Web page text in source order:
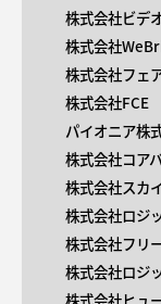
株式会社ビデ
株式会社
株式会社フェ
株式会社FCE
パイオニア株
株式会社コア
株式会社スカ
株式会社ロジ
株式会社フリ
株式会社ロジ